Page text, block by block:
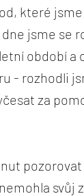
které
jsme se
období
- rozhodli
za